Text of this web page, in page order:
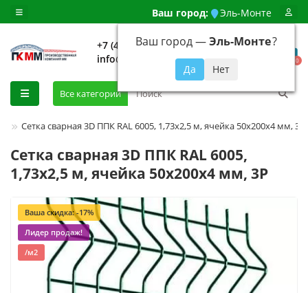
Ваш город: Эль-Монте
Ваш город —Эль-Монте?
+7 (499) 648-92-94
info@evroshtaketnikmoskva.ru
0
Все категории
Сетка сварная 3D ППК RAL 6005, 1,73x2,5 м, ячейка 50x200x4 мм, 3Р
Сетка сварная 3D ППК RAL 6005,
1,73x2,5 м, ячейка 50x200x4 мм, 3Р
Ваша скидка: -17%
Лидер продаж!
/м2